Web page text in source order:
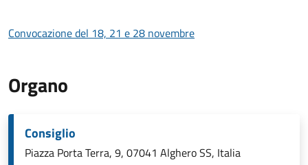
Convocazione del 18, 21 e 28 novembre
Organo
Consiglio
Piazza Porta Terra, 9, 07041 Alghero SS, Italia